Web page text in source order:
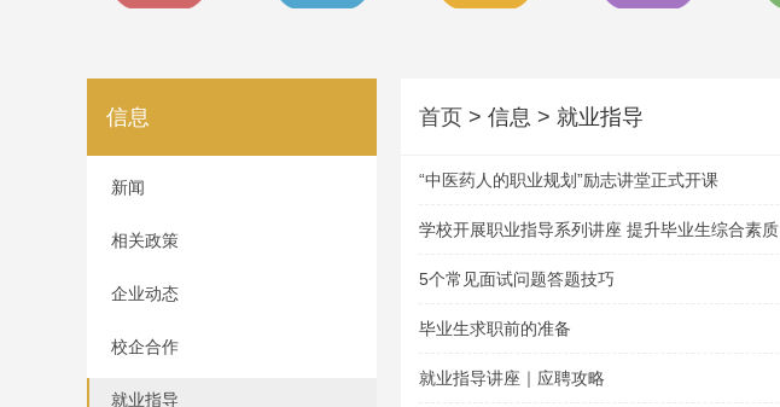
信息
新闻
相关政策
企业动态
校企合作
就业指导
首页 > 信息 > 就业指导
“中医药人的职业规划”励志讲堂正式开课
学校开展职业指导系列讲座 提升毕业生综合素质
5个常见面试问题答题技巧
毕业生求职前的准备
就业指导讲座｜应聘攻略